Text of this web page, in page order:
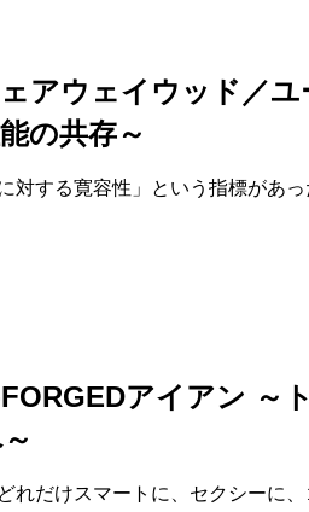
アウェイウッド／
の共存～
対する寛容性」という指標があ
アイアン ～
れだけスマートに、セクシーに